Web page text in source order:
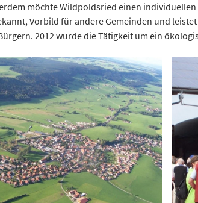
möchte Wildpoldsried einen
Vorbild für andere Gemeinden und
2012 wurde die Tätigkeit um ein